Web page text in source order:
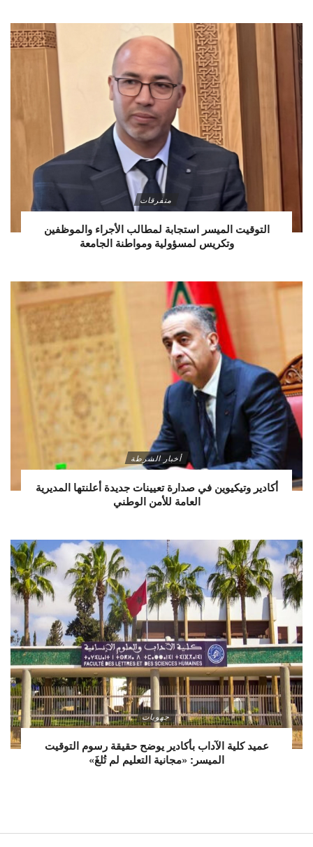
متفرقات
التوقيت الميسر استجابة لمطالب الأجراء والموظفين
وتكريس لمسؤولية ومواطنة الجامعة
أخبار الشرطة
أكادير وتيكيوين في صدارة تعيينات جديدة أعلنتها المديرية
العامة للأمن الوطني
جهويات
عميد كلية الآداب بأكادير يوضح حقيقة رسوم التوقيت
الميسر: «مجانية التعليم لم تُلغَ»